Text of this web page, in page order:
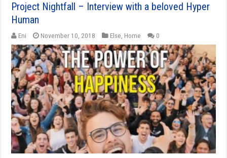
Project Nightfall – Interview with a beloved Hyper
Human
Eni November 10, 2018 Else Home 0